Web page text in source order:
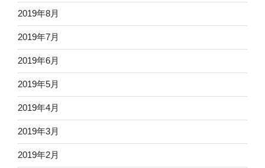
2019年8月
2019年7月
2019年6月
2019年5月
2019年4月
2019年3月
2019年2月